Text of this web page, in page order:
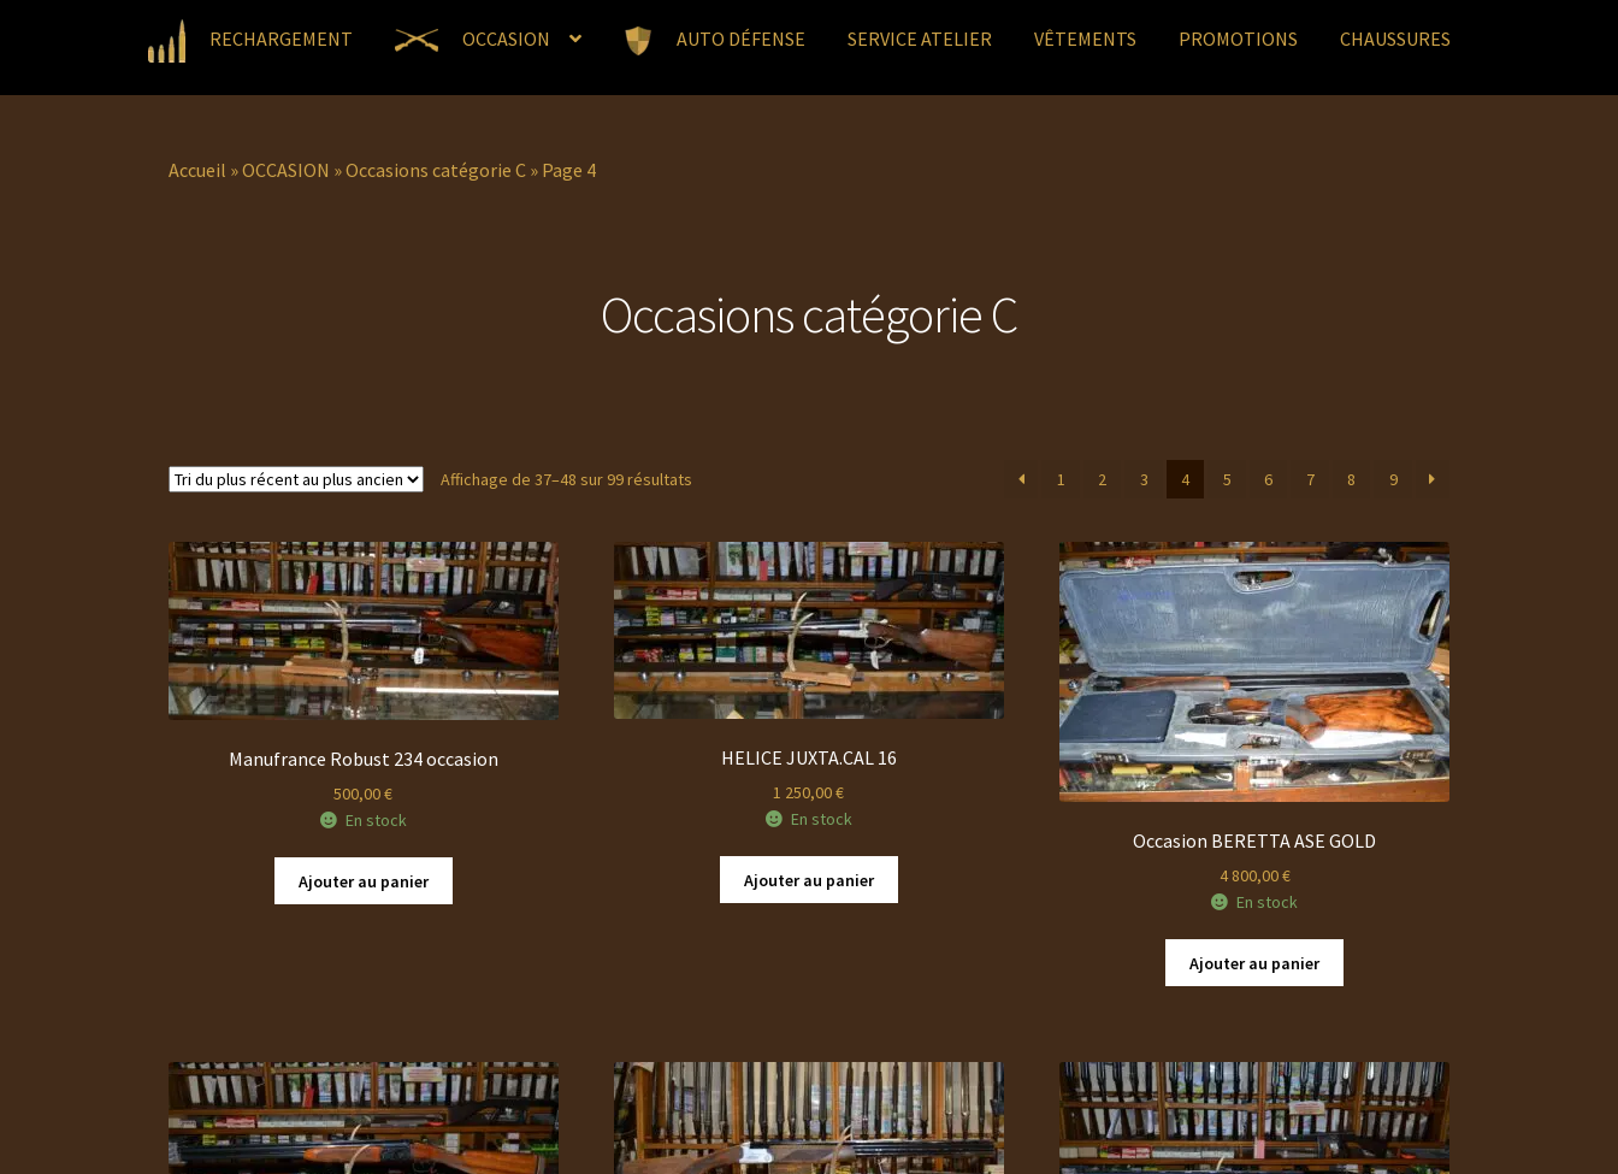
RECHARGEMENT OCCASION AUTO DÉFENSE SERVICE ATELIER VÊTEMENTS PROMOTIONS CHAUSSURES
Accueil »OCCASION »Occasions catégorie C » Page 4
Occasions catégorie C
Affichage de 37–48 sur 99 résultats
récent
au
plus
ancien
1 2 3 4 5 6 7 8 9
Manufrance Robust 234 occasion
500,00€
En stock
Ajouter au panier
HELICE JUXTA.CAL 16
1 250,00€
En stock
Ajouter au panier
Occasion BERETTA ASE GOLD
4 800,00€
En stock
Ajouter au panier